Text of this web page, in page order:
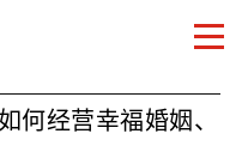
何经营幸福婚姻、